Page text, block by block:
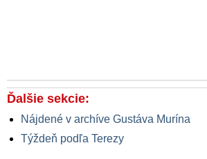
Ďalšie sekcie:
Nájdené v archíve Gustáva Murína
Týždeň podľa Terezy